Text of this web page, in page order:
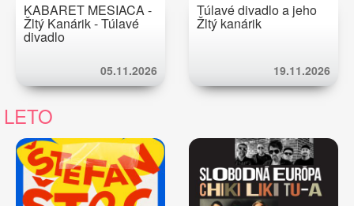
KABARET MESIACA -
Žltý Kanárik - Túlavé
divadlo
05.11.2026
Túlavé divadlo a jeho
Žltý kanárik
19.11.2026
LETO